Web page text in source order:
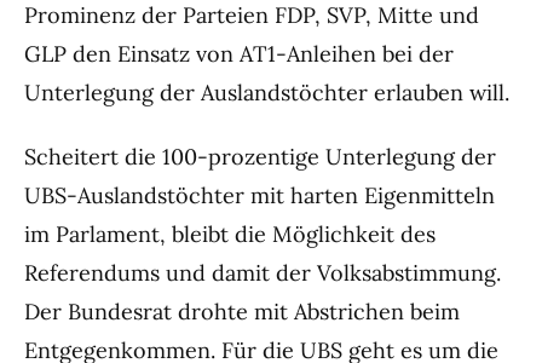
Prominenz der Parteien FDP, SVP, Mitte und
GLP den Einsatz von AT1-Anleihen bei der
Unterlegung der Auslandstöchter erlauben will.
Scheitert die 100-prozentige Unterlegung der
UBS-Auslandstöchter mit harten Eigenmitteln
im Parlament, bleibt die Möglichkeit des
Referendums und damit der Volksabstimmung.
Der Bundesrat drohte mit Abstrichen beim
Entgegenkommen. Für die UBS geht es um die